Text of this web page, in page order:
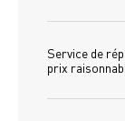
Service de
prix